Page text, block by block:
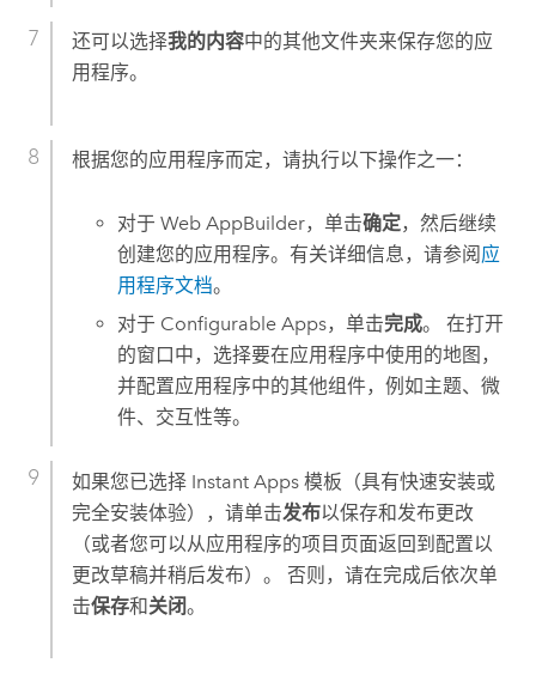
还可以选择我的内容中的其他文件夹来保存您的应
用程序。
根据您的应用程序而定，请执行以下操作之一：
对于Web AppBuilder，单击确定，然后继续
创建您的应用程序。有关详细信息，请参阅应
用程序文档。
对于 Configurable Apps，单击完成。 在打开
的窗口中，选择要在应用程序中使用的地图，
并配置应用程序中的其他组件，例如主题、微
件、交互性等。
如果您已选择 Instant Apps模板（具有快速安装或
完全安装体验），请单击发布以保存和发布更改
（或者您可以从应用程序的项目页面返回到配置以
更改草稿并稍后发布）。 否则，请在完成后依次单
击保存和关闭。